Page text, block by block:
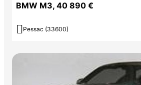
BMW M3, 40 890 €
 Pessac (33600)